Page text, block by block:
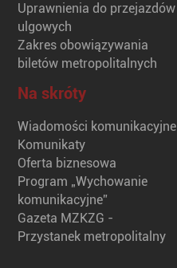
Uprawnienia do przejazdów
ulgowych
Zakres obowiązywania
biletów metropolitalnych
Na skróty
Wiadomości komunikacyjne
Komunikaty
Oferta biznesowa
Program „Wychowanie
komunikacyjne”
Gazeta MZKZG -
Przystanek metropolitalny